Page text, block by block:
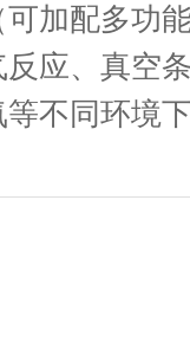
加配多功
应、真空
不同环境